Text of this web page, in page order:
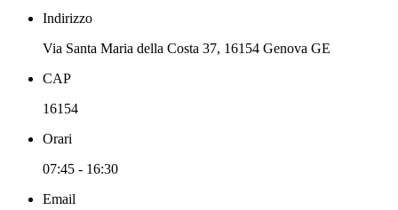
Indirizzo
Via Santa Maria della Costa 37, 16154 Genova GE
CAP
16154
Orari
07:45 - 16:30
Email